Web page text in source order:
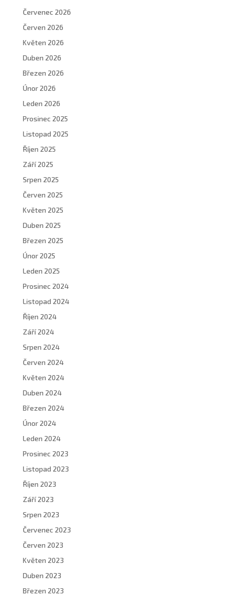
Červenec 2026
Červen 2026
Květen 2026
Duben 2026
Březen 2026
Únor 2026
Leden 2026
Prosinec 2025
Listopad 2025
Říjen 2025
Září 2025
Srpen 2025
Červen 2025
Květen 2025
Duben 2025
Březen 2025
Únor 2025
Leden 2025
Prosinec 2024
Listopad 2024
Říjen 2024
Září 2024
Srpen 2024
Červen 2024
Květen 2024
Duben 2024
Březen 2024
Únor 2024
Leden 2024
Prosinec 2023
Listopad 2023
Říjen 2023
Září 2023
Srpen 2023
Červenec 2023
Červen 2023
Květen 2023
Duben 2023
Březen 2023